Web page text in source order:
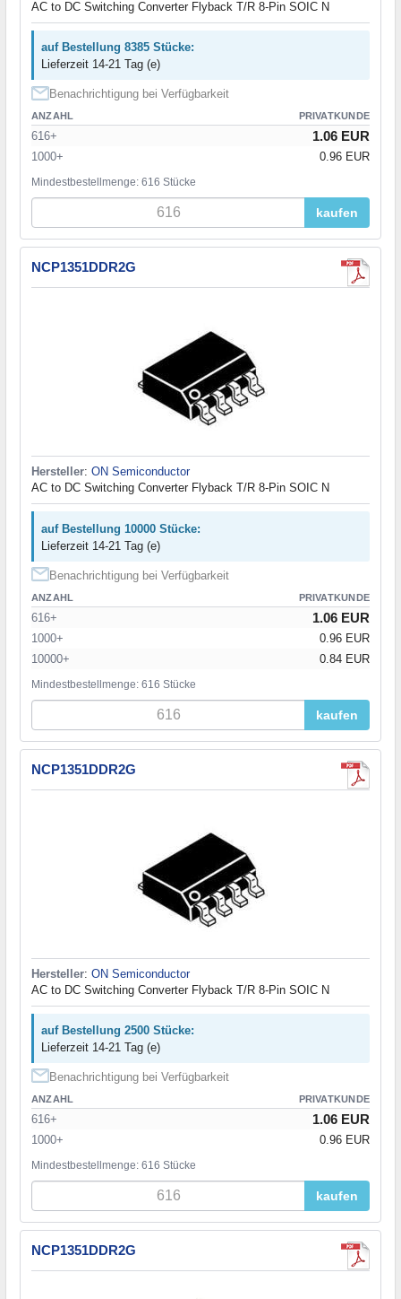
AC to DC Switching Converter Flyback T/R 8-Pin SOIC N
auf Bestellung 8385 Stücke:
Lieferzeit 14-21 Tag (e)
Benachrichtigung bei Verfügbarkeit
ANZAHL PRIVATKUNDE
616+ 1.06 EUR
1000+ 0.96 EUR
Mindestbestellmenge: 616 Stücke
kaufen
NCP1351DDR2G
Hersteller: ON Semiconductor
AC to DC Switching Converter Flyback T/R 8-Pin SOIC N
auf Bestellung 10000 Stücke:
Lieferzeit 14-21 Tag (e)
Benachrichtigung bei Verfügbarkeit
ANZAHL PRIVATKUNDE
616+ 1.06 EUR
1000+
0.96 EUR
10000+
0.84 EUR
Mindestbestellmenge: 616 Stücke
kaufen
NCP1351DDR2G
Hersteller: ON Semiconductor
AC to DC Switching Converter Flyback T/R 8-Pin SOIC N
auf Bestellung 2500 Stücke:
Lieferzeit 14-21 Tag (e)
Benachrichtigung bei Verfügbarkeit
ANZAHL PRIVATKUNDE
616+ 1.06 EUR
1000+ 0.96 EUR
Mindestbestellmenge: 616 Stücke
kaufen
NCP1351DDR2G